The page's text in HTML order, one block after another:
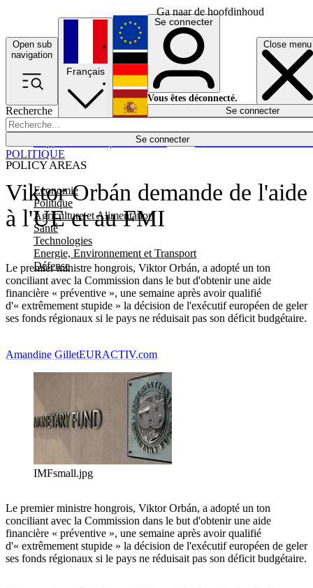
Ga naar de hoofdinhoud
Open sub
navigation
Close menu
Recherche
Se connecter
POLICY AREAS
Economie
Politique
Agriculture et Alimentation
Santé
Technologies
Energie, Environnement et Transport
Défense
Économie
Français
English
Deutsch
Español
Se connecter
Vous êtes déconnecté.
Se connecter
Viktor Orbán demande de l'aide
à l'UE et au FMI
Le premier ministre hongrois, Viktor Orbán, a adopté un ton
conciliant avec la Commission dans le but d'obtenir une aide
financière « préventive », une semaine après avoir qualifié
d'« extrêmement stupide » la décision de l'exécutif européen de geler
ses fonds régionaux si le pays ne réduisait pas son déficit budgétaire.
POLITIQUE
Amandine GilletEURACTIV.com
IMFsmall.jpg
Le premier ministre hongrois, Viktor Orbán, a adopté un ton
conciliant avec la Commission dans le but d'obtenir une aide
financière « préventive », une semaine après avoir qualifié
d'« extrêmement stupide » la décision de l'exécutif européen de geler
ses fonds régionaux si le pays ne réduisait pas son déficit budgétaire.